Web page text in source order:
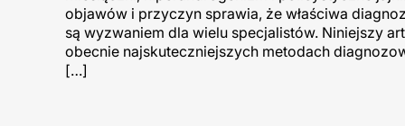
objawów i przyczyn sprawia, że właściwa
są wyzwaniem dla wielu specjalistów. Niniejszy
obecnie najskuteczniejszych metodach
[…]